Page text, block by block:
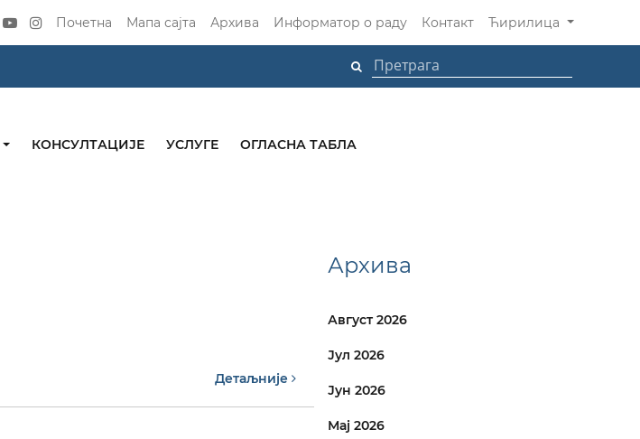
Почетна Мапа сајта Архива Информатор о раду Контакт Ћирилица
КОНСУЛТАЦИЈЕ УСЛУГЕ ОГЛАСНА ТАБЛА
Детаљније
Архива
Август 2026
Јул 2026
Јун 2026
Мај 2026